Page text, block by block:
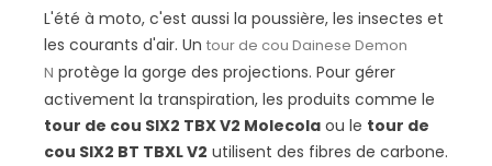
L'été à moto, c'est aussi la poussière, les insectes et
les courants d'air. Un tour de cou Dainese Demon
N protège la gorge des projections. Pour gérer
activement la transpiration, les produits comme le
tour de cou SIX2 TBX V2 Molecola ou le tour de
cou SIX2 BT TBXL V2 utilisent des fibres de carbone.